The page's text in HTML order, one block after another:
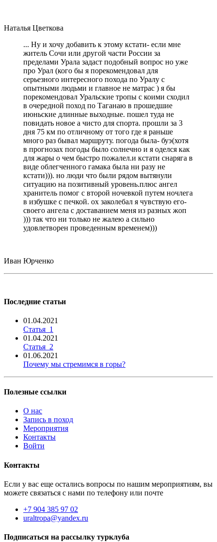
Наталья Цветкова
... Ну и хочу добавить к этому кстати- если мне
житель Сочи или другой части России за
пределами Урала задаст подобный вопрос но уже
про Урал (кого бы я порекомендовал для
серьезного интересного похода по Уралу с
опытными людьми и главное не матрас ) я бы
порекомендовал Уральские тропы с коими сходил
в очередной поход по Таганаю в прошедшие
июньские длинные выходные. пошел туда не
повидать новое а чисто для спорта. прошли за 3
дня 75 км по отличному от того где я раньше
много раз бывал маршруту. погода была- буэ(хотя
в прогнозах погоды было солнечно и я оделся как
для жары о чем быстро пожалел.и кстати снаряга в
виде облегченного гамака была ни разу не
кстати))). но люди что были рядом вытянули
ситуацию на позитивный уровень.плюс ангел
хранитель помог с второй ночевкой путем ночлега
в избушке с печкой. ох заколебал я чувствую его-
своего ангела с доставанием меня из разных жоп
))) так что ни только не жалею а сильно
удовлетворен проведенным временем)))
Иван Юрченко
Последние статьи
01.04.2021
Статья_1
01.04.2021
Статья_2
01.06.2021
Почему мы стремимся в горы?
Полезные ссылки
О нас
Запись в поход
Мероприятия
Контакты
Войти
Контакты
Если у вас еще остались вопросы по нашим мероприятиям, вы
можете связаться с нами по телефону или почте
+7 904 385 97 02
uraltropa@yandex.ru
Подписаться на рассылку турклуба